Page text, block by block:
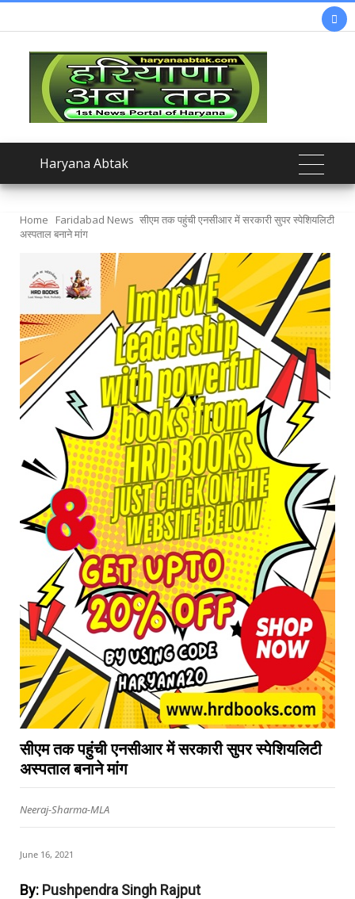

Haryana Abtak
Home Faridabad News सीएम तक पहुंची एनसीआर में सरकारी सुपर स्पेशियलिटी
अस्पताल बनाने मांग
सीएम तक पहुंची एनसीआर में सरकारी सुपर स्पेशियलिटी
अस्पताल बनाने मांग
Neeraj-Sharma-MLA
June 16, 2021
By: Pushpendra Singh Rajput